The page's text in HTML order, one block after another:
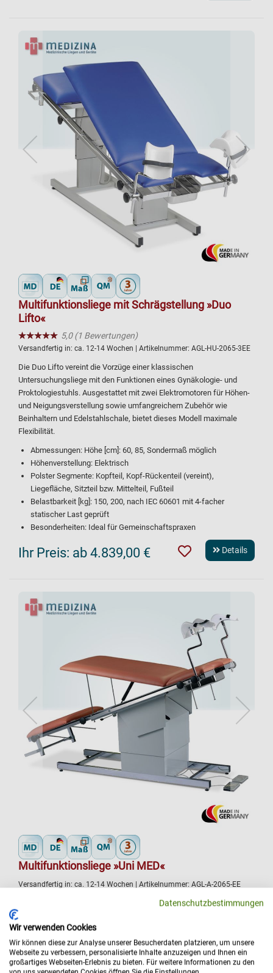
Multifunktionsliege mit Schrägstellung »Duo
Lifto«
★★★★★
☆☆☆☆☆ 5,0 (1 Bewertungen)
Versandfertig in: ca. 12-14 Wochen | Artikelnummer: AGL-HU-2065-3EE
Die Duo Lifto vereint die Vorzüge einer klassischen
Untersuchungsliege mit den Funktionen eines Gynäkologie- und
Proktologiestuhls. Ausgestattet mit zwei Elektromotoren für Höhen-
und Neigungsverstellung sowie umfangreichem Zubehör wie
Beinhaltern und Edelstahlschale, bietet dieses Modell maximale
Flexibilität.
Abmessungen: Höhe [cm]: 60, 85, Sondermaß möglich
Höhenverstellung: Elektrisch
Polster Segmente: Kopfteil, Kopf-Rückenteil (vereint),
Liegefläche, Sitzteil bzw. Mittelteil, Fußteil
Belastbarkeit [kg]: 150, 200, nach IEC 60601 mit 4-facher
statischer Last geprüft
Besonderheiten: Ideal für Gemeinschaftspraxen
Ihr Preis: ab 4.839,00 € Details
Multifunktionsliege »Uni MED«
Versandfertig in: ca. 12-14 Wochen | Artikelnummer: AGL-A-2065-EE
Die Uni MED ist die zuverlässige Basis für jeden Behandlungsraum.
und der komfortablen Polsterung bietet sie Flexibilität und Sicherheit
für allgemeine Untersuchungen und Behandlungen.
Abmessungen: Höhe [cm]: 65, 85, Sondermaß möglich
Datenschutzbestimmungen
Wir verwenden Cookies
Wir können diese zur Analyse unserer Besucherdaten platzieren, um unsere
Webseite zu verbessern, personalisierte Inhalte anzuzeigen und Ihnen ein
großartiges Webseiten-Erlebnis zu bieten. Für weitere Informationen zu den